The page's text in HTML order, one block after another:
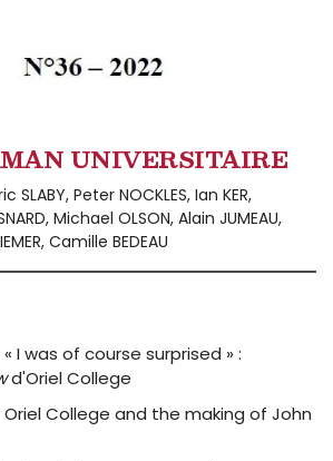
UNIVERSITAIRE
SLABY, Peter NOCKLES, Ian KER,
Michael OLSON, Alain JUMEAU,
Camille BEDEAU
« I was of course surprised » :
d'Oriel College
Oriel College and the making of John